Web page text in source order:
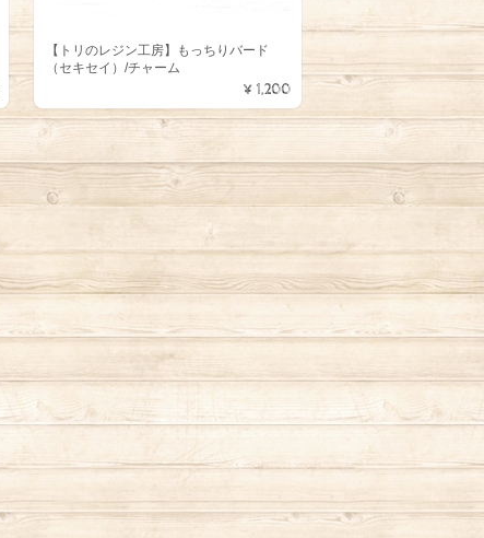
【トリのレジン工房】もっちりバード
（セキセイ）/チャーム
¥1,200